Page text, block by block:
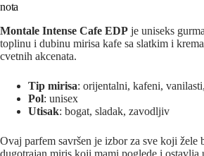
nota
Montale Intense Cafe EDP je uniseks
toplinu i dubinu mirisa kafe sa slatkim i
cvetnih akcenata.
Tip mirisa: orijentalni, kafeni,
Pol: unisex
Utisak: bogat, sladak, zavodljiv
Ovaj parfem savršen je izbor za sve koji žele
dugotrajan miris koji mami poglede i ostavlja